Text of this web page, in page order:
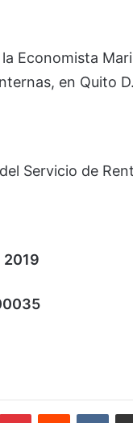
Economista
en Quito
Servicio de
2019
PinterestReddit